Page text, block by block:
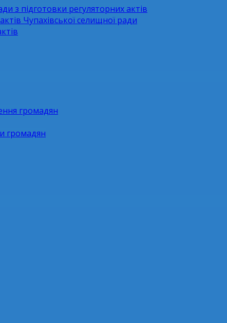
з підготовки регуляторних актів
Чупахівської селищної ради
громадян
громадян